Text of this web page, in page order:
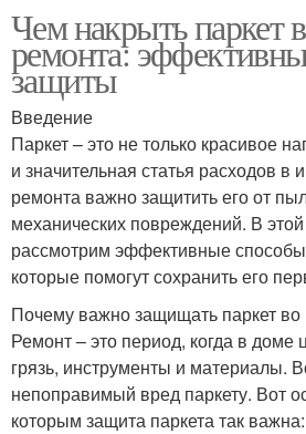
Чем накрыть паркет
ремонта:
защиты
Введение
Паркет – это не только красивое
и значительная статья расходов в
ремонта важно защитить его от
механических повреждений. В
рассмотрим эффективные
которые помогут сохранить его
Почему важно защищать паркет
Ремонт – это период, когда в доме
грязь, инструменты и материалы.
непоправимый вред паркету. Вот
которым защита паркета так важна: